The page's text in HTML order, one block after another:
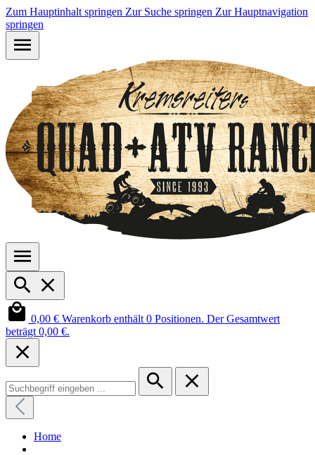
Zum Hauptinhalt springen Zur Suche springen Zur Hauptnavigation
springen
0,00 € Warenkorb enthält 0 Positionen. Der Gesamtwert
beträgt 0,00 €.
Home